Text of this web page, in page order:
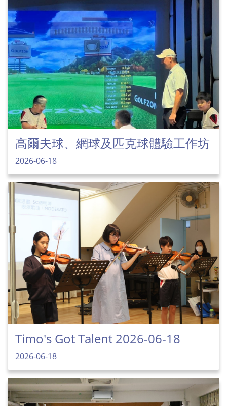
高爾夫球、網球及匹克球體驗工作坊
2026-06-18
Timo's Got Talent 2026-06-18
2026-06-18